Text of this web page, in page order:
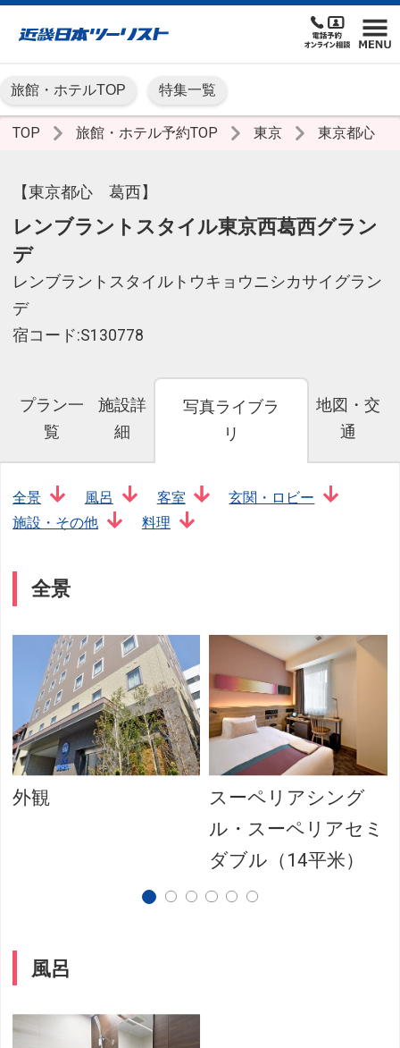
旅館・ホテルTOP 特集一覧
TOP 旅館・ホテル予約TOP 東京 東京都心
【東京都心 葛西】
レンブラントスタイル東京西葛西グラン
デ
レンブラントスタイルトウキョウニシカサイグラン
デ
宿コード:S130778
プラン一
覧
施設詳
細
写真ライブラ
リ
地図・交
通
全景 風呂 客室
玄関・ロビー
施設・その他
料理
全景
外観
スーペリアシング
ル・スーペリアセミ
ダブル（14平米）
風呂